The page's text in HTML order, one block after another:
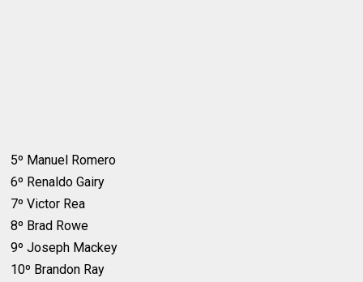
5º Manuel Romero
6º Renaldo Gairy
7º Victor Rea
8º Brad Rowe
9º Joseph Mackey
10º Brandon Ray